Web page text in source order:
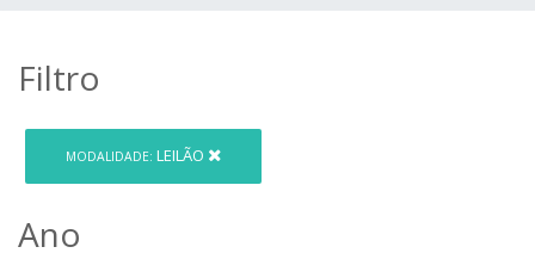
Filtro
MODALIDADE: LEILÃO
Ano